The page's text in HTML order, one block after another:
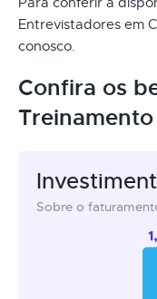
Entrevistadores em
conosco.
Confira os
Sobre o